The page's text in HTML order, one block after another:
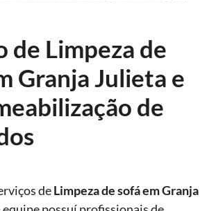
de Limpeza de
Granja Julieta e
de
deLimpeza de sofáem Granja